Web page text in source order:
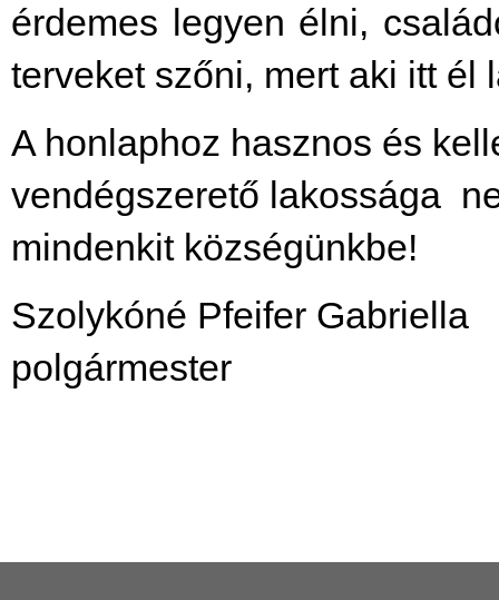
érdemes legyen élni,
terveket szőni, mert aki itt él
A honlaphoz hasznos és
vendégszerető lakossága
mindenkit községünkbe!
Szolykóné Pfeifer Gabriella
polgármester